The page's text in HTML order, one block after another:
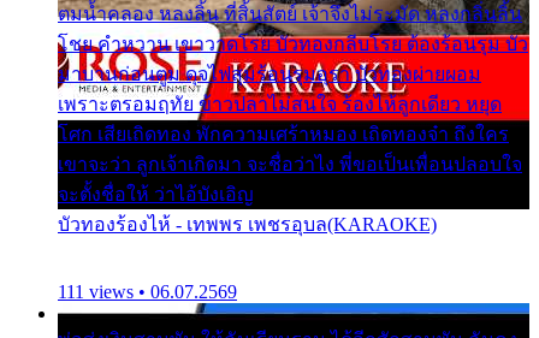
ตมน้ำคลอง หลงลิ้น ที่สิ้นสัตย์ เจ้าจึงไม่ระมัด หลงกลิ่นลิ้น
โชย คำหวาน เขาวาดโรย บัวทองกลีบโรย ต้องร้อนรุม บัว
มาบานก่อนตูม ดุจไฟสุมร้อนรุมอุรา บัวทองผ่ายผอม
เพราะตรอมฤทัย ข้าวปลาไม่สนใจ ร้องไห้ลูกเดียว หยุด
โศก เสียเถิดทอง พักความเศร้าหมอง เถิดทองจ๋า ถึงใคร
เขาจะว่า ลูกเจ้าเกิดมา จะชื่อว่าไง พี่ขอเป็นเพื่อนปลอบใจ
จะตั้งชื่อให้ ว่าไอ้บังเอิญ
บัวทองร้องไห้ - เทพพร เพชรอุบล(KARAOKE)
111 views • 06.07.2569